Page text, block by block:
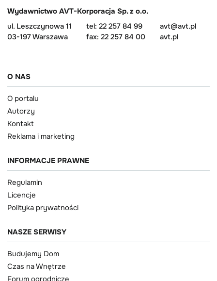
Wydawnictwo AVT-Korporacja Sp. z o.o.
ul. Leszczynowa 11
03-197 Warszawa
tel: 22 257 84 99
fax: 22 257 84 00
avt@avt.pl
avt.pl
O NAS
O portalu
Autorzy
Kontakt
Reklama i marketing
INFORMACJE PRAWNE
Regulamin
Licencje
Polityka prywatności
NASZE SERWISY
Budujemy Dom
Czas na Wnętrze